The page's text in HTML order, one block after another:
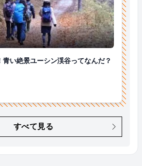
青い絶景ユーシン渓谷ってなんだ？
青い絶景ユーシン渓谷ってなんだ？
すべて見る